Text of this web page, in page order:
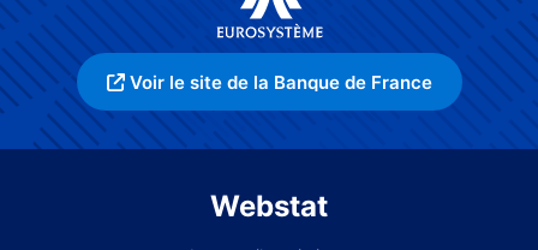
Voir le site de la Banque de France
Webstat